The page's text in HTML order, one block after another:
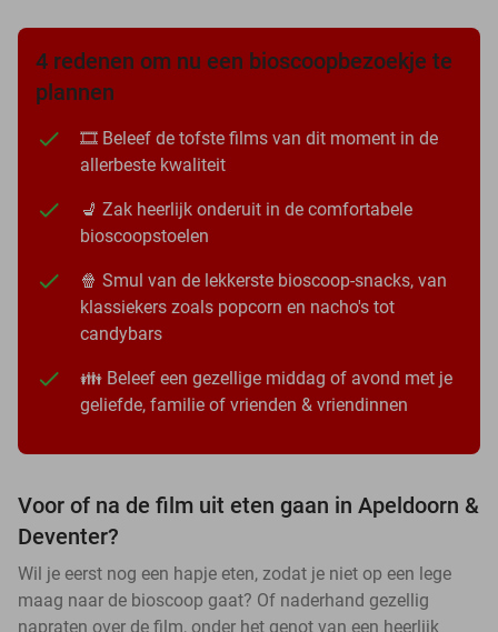
4 redenen om nu een bioscoopbezoekje te
plannen
🎞️ Beleef de tofste films van dit moment in de
allerbeste kwaliteit
💺 Zak heerlijk onderuit in de comfortabele
bioscoopstoelen
🍿 Smul van de lekkerste bioscoop-snacks, van
klassiekers zoals popcorn en nacho's tot
candybars
👪 Beleef een gezellige middag of avond met je
geliefde, familie of vrienden & vriendinnen
Voor of na de film uit eten gaan in Apeldoorn &
Deventer?
Wil je eerst nog een hapje eten, zodat je niet op een lege
maag naar de bioscoop gaat? Of naderhand gezellig
napraten over de film, onder het genot van een heerlijk